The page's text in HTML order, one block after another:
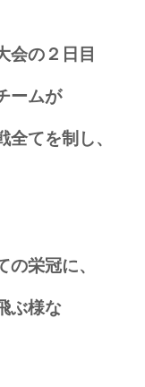
会の２日目
ームが
てを制し、
栄冠に、
ぶ様な